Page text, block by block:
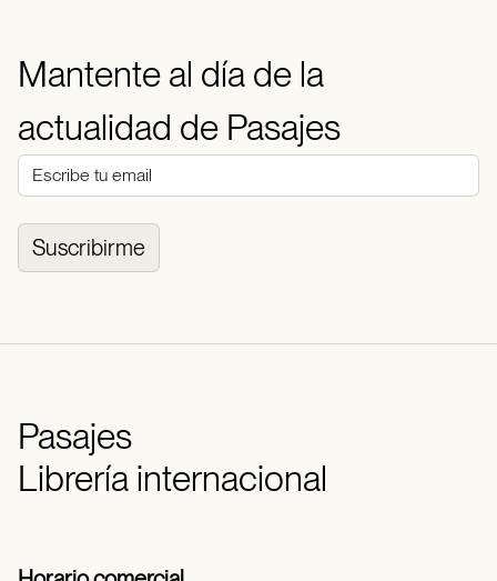
Mantente al día de la
actualidad de Pasajes
Suscribirme
Pasajes
Librería internacional